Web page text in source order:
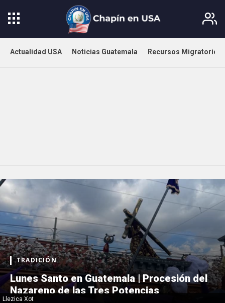
Actualidad USA Noticias Guatemala Recursos Migratorios
Llezica Xot
TRADICIÓN
Lunes Santo en Guatemala | Procesión del
Nazareno de las Tres Potencias